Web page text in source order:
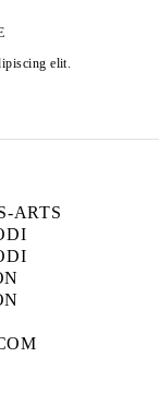
elit.
ARTS